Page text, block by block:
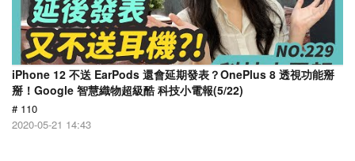
iPhone 12 不送 EarPods 還會延期發表？OnePlus 8 透視功能掰
掰！Google 智慧織物超級酷 科技小電報(5/22)
# 110
2020-05-21 14:43